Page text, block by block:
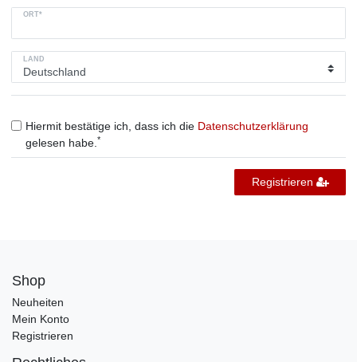
ORT*
LAND
Hiermit bestätige ich, dass ich die Daten­schutz­erklärung
gelesen habe.*
Registrieren
Shop
Neuheiten
Mein Konto
Registrieren